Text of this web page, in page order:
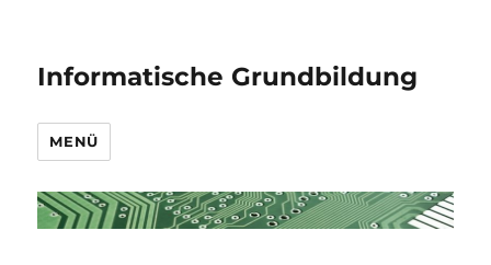
Informatische Grundbildung
MENÜ